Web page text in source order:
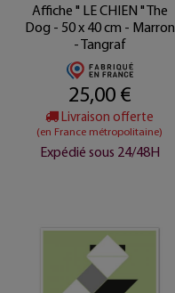
Affiche " LE CHIEN " The
Dog - 50 x 40 cm - Marron
- Tangraf
25,00 €
Livraison offerte
(en France métropolitaine)
Expédié sous 24/48H